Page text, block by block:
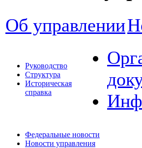
Об управлении
Руководство
Структура
Историческая
справка
Федеральные новости
Новости управления